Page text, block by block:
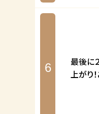
6
最後に
上がり